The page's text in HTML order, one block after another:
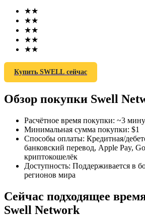
Фьючерсы на COIN-M
TradFi
Деривативы на акции, форекс,
сырьевые товары
★★
★★
★★
★★
★★
Купить SWELL сейчас
Обзор покупки Swell
Расчётное время покупки: ~3
Минимальная сумма покупки: $1
Способы оплаты: Кредитная/
банковский перевод, Apple Pay,
криптокошелёк
Доступность: Поддерживается в
регионов мира
Сейчас подходящее
Swell Network